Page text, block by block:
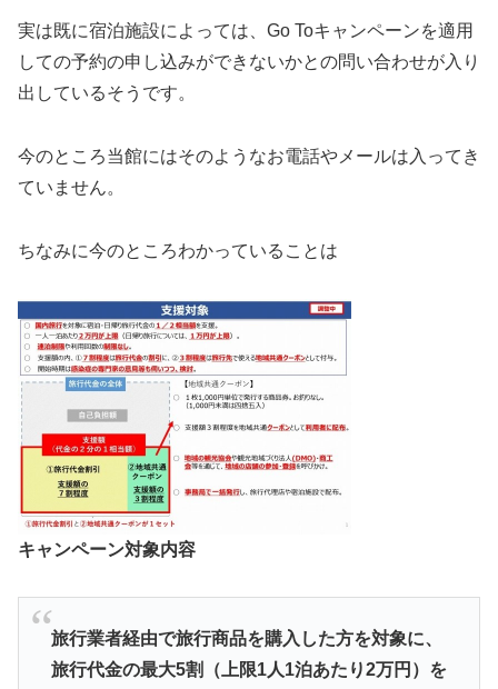
実は既に宿泊施設によっては、Go Toキャンペーンを適用
しての予約の申し込みができないかとの問い合わせが入り
出しているそうです。
今のところ当館にはそのようなお電話やメールは入ってき
ていません。
ちなみに今のところわかっていることは
キャンペーン対象内容
旅行業者経由で旅行商品を購入した方を対象に、
旅行代金の最大5割（上限1人1泊あたり2万円）を